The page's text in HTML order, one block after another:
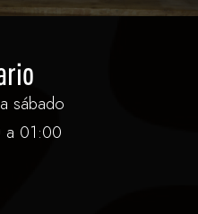
sábado
a 01:00